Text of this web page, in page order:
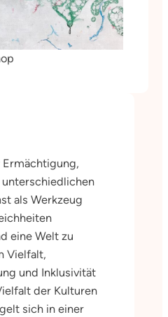
Ermächtigung,
unterschiedlichen
als Werkzeug
eine Welt zu
Vielfalt,
und Inklusivität
der Kulturen
sich in einer